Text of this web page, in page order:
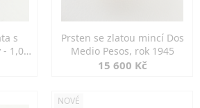
s
1,00
Prsten se zlatou mincí Dos
Medio Pesos, rok 1945
15 600 Kč
NOVÉ